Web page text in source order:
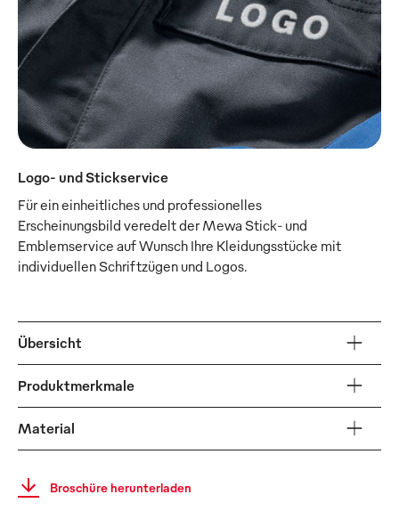
Logo- und Stickservice
Für ein einheitliches und professionelles
Erscheinungsbild veredelt der Mewa Stick- und
Emblemservice auf Wunsch Ihre Kleidungsstücke mit
individuellen Schriftzügen und Logos.
Übersicht
Produktmerkmale
Material
Broschüre herunterladen